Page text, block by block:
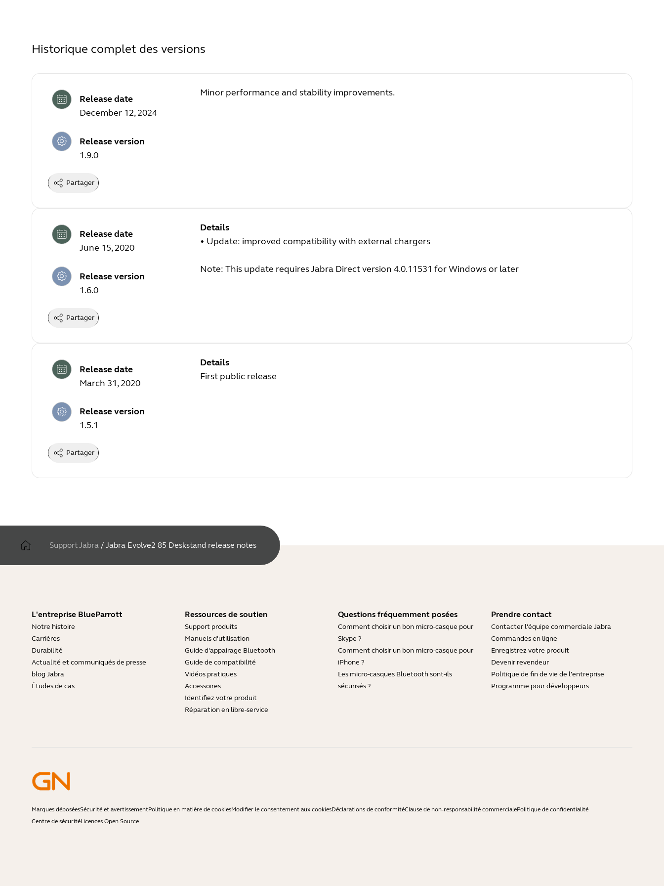
Historique complet des versions
Release date
December 12, 2024
Release version
1.9.0
Minor performance and stability improvements.
Partager
Release date
June 15, 2020
Release version
1.6.0
Details
• Update: improved compatibility with external chargers
Note: This update requires Jabra Direct version 4.0.11531 for Windows or later
Partager
Release date
March 31, 2020
Release version
1.5.1
Details
First public release
Partager
Support Jabra / Jabra Evolve2 85 Deskstand release notes
L'entreprise BlueParrott
Notre histoire
Carrières
Durabilité
Actualité et communiqués de presse
blog Jabra
Études de cas
Ressources de soutien
Support produits
Manuels d'utilisation
Guide d'appairage Bluetooth
Guide de compatibilité
Vidéos pratiques
Accessoires
Identifiez votre produit
Réparation en libre-service
Questions fréquemment posées
Comment choisir un bon micro-casque pour
Skype ?
Comment choisir un bon micro-casque pour
iPhone ?
Les micro-casques Bluetooth sont-ils
sécurisés ?
Prendre contact
Contacter l'équipe commerciale Jabra
Commandes en ligne
Enregistrez votre produit
Devenir revendeur
Politique de fin de vie de l'entreprise
Programme pour développeurs
Marques déposéesSécurité et avertissementPolitique en matière de cookiesModifier le consentement aux cookiesDéclarations de conformitéClause de non-responsabilité commercialePolitique de confidentialité
Centre de sécuritéLicences Open Source